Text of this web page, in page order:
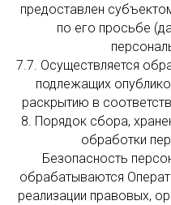
предоставлен
по его просьбе
7.7. Осуществляется
подлежащих
раскрытию в
8. Порядок сбора,
обработки
Безопасность
обрабатываются
реализации правовых,